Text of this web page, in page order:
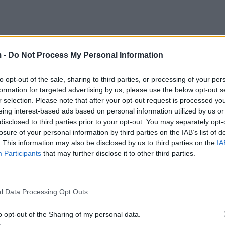
- Do Not Process My Personal Information
opt-out of the sale, sharing to third parties, or processing of your
for targeted advertising by us, please use the below opt-out
selection. Please note that after your opt-out request is processed
interest-based ads based on personal information utilized by us
to third parties prior to your opt-out. You may separately
of your personal information by third parties on the IAB’s list of
This information may also be disclosed by us to third parties on the
Participants that may further disclose it to other third parties.
Data Processing Opt Outs
opt-out of the Sharing of my personal data.
Shqipërinë pas sulmeve kibernetike të Iranit
Për çfarë ndihme konkrete bëhet fjalë?
pjesë e diskutimeve të sotme dhe shpresoj, që
ndihmës që do japim; unë pres që ndihma të jetë si
e sigurisë kibernetike në Shqipëri.
përfshijë një gamë të gjerë çështjesh. Siç e dimë
dhe kohët e fundit qeveria ka bërë të ditur një